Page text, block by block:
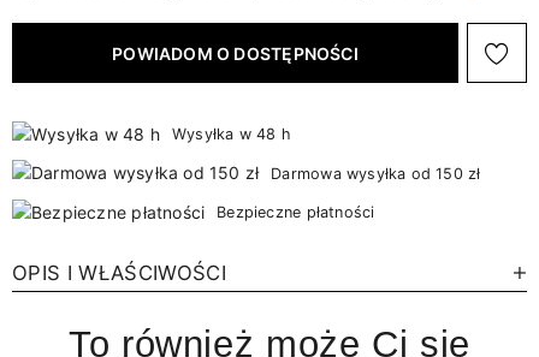
POWIADOM O DOSTĘPNOŚCI
Wysyłka w 48 h
Darmowa wysyłka od 150 zł
Bezpieczne płatności
OPIS I WŁAŚCIWOŚCI
To również może Ci się